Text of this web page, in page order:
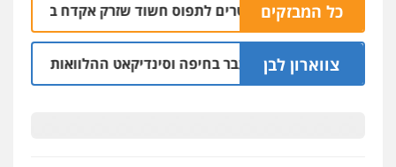
כל המבזקים
מסייע לשוטרים לתפוס חשוד שזרק אקדח בנצרת
צווארון לבן
יו"ר ש"ס לשעבר בחיפה וסינדיקאט ההלוואות של משפחת